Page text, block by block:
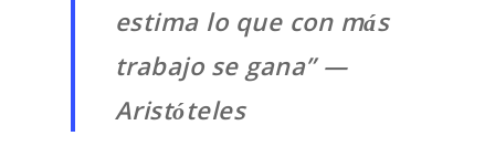
estima lo que con más
trabajo se gana” —
Aristóteles